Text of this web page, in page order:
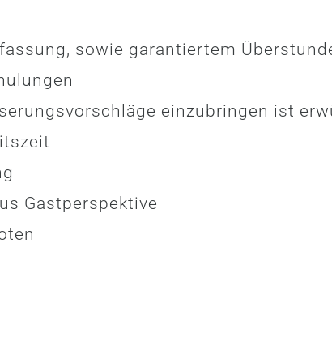
sowie garantiertem
einzubringen ist
Gastperspektive